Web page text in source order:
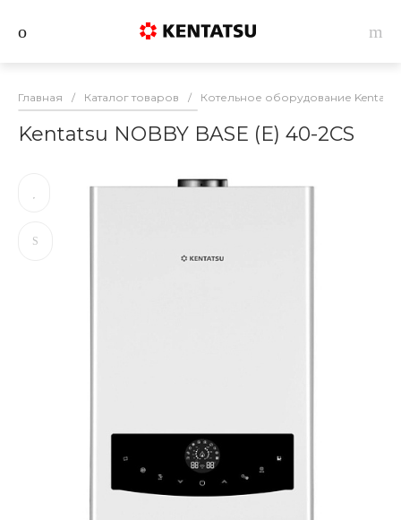
Главная / Каталог товаров / Котельное оборудование Kentatsu
Kentatsu NOBBY BASE (E) 40-2CS